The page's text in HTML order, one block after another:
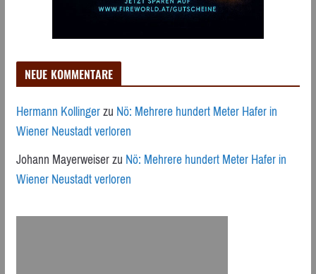
NEUE KOMMENTARE
Hermann KollingerzuNö: Mehrere hundert Meter Hafer in
Wiener Neustadt verloren
Johann MayerweiserzuNö: Mehrere hundert Meter Hafer in
Wiener Neustadt verloren